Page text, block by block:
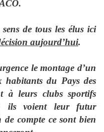
de tous les élus ici
aujourd’hui.
le montage d’un
habitants du Pays des
à leurs clubs sportifs
ils voient leur futur
compte ce sont bien